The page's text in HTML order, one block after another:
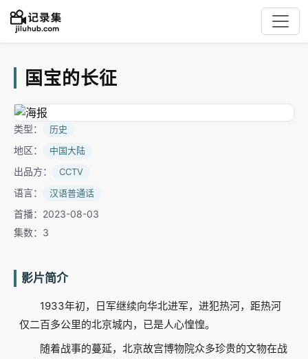
国宝的长征
类型： 历史
地区： 中国大陆
出品方： CCTV
语言： 汉语普通话
首播：2023-08-03
集数：3
影片简介
1933年初，日军继续向华北进军，进犯热河，距热河
仅二百多公里的北京城内，已是人心惶惶。
随着战事的蔓延，北京故宫博物院众多珍贵的文物在战